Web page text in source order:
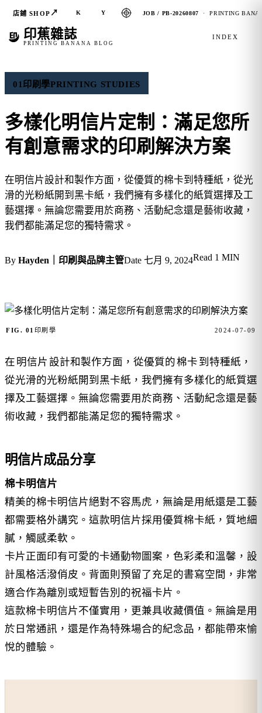
店鋪 SHOP ↗ K Y JOB / PB-20260807 · PRINTING
印蕉雜誌
PRINTING BANANA BLOG
INDEX
01 印刷學PRINTING STUDIES
多樣化明信片定制：滿足您所
有創意需求的印刷解決方案
在明信片設計和製作方面，從優質的棉卡到特種紙，從光
滑的光粉紙開到黑卡紙，我們擁有多樣化的紙質選擇及工
藝選擇。無論您需要用於商務、活動紀念還是藝術收藏，
我們都能滿足您的獨特需求。
By Hayden｜印刷與品牌主管Date 七月 9, 2024Read 1 MIN
FIG. 01 印刷學 2024-07-09
在 明信片 設計和製作方面，從優質的棉卡 到特種紙，
從光滑的光粉紙開到黑卡紙，我們擁有多樣化的紙質選
擇及工藝選擇。無論您需要用於商務、活動紀念還是藝
術收藏，我們都能滿足您的獨特需求。
明信片成品分享
棉卡明信片
精美的棉卡明信片絕對不容馬虎，無論是用紙還是工藝
都需要格外講究。這款明信片採用優質棉卡紙，質地細
膩，觸感柔軟。
卡片正面印有可愛的卡通動物圖案，色彩柔和溫馨，設
計風格活潑俏皮。背面則預留了充足的書寫空間，非常
適合作為離別或短暫告別的祝福卡片。
這款棉卡明信片不僅實用，更兼具收藏價值。無論是用
於日常通訊，還是作為特殊場合的紀念品，都能帶來愉
悅的體驗。